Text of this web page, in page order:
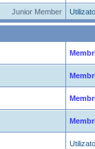
Junior Member